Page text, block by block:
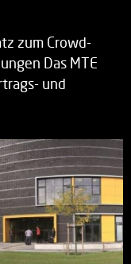
zum Crowd-
Das MTE
und